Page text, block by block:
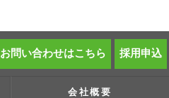
お問い合わせはこちら 採用申込
会社概要